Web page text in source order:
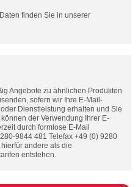
finden Sie in unserer
Angebote zu ähnlichen Produkten
sofern wir Ihre E-Mail-
Dienstleistung erhalten und Sie
der Verwendung Ihrer E-
durch formlose E-Mail
9844 481 Telefax +49 (0) 9280
andere als die
entstehen.